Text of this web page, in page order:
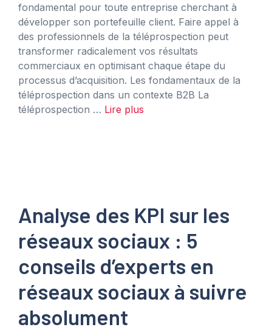
fondamental pour toute entreprise cherchant à
développer son portefeuille client. Faire appel à
des professionnels de la téléprospection peut
transformer radicalement vos résultats
commerciaux en optimisant chaque étape du
processus d’acquisition. Les fondamentaux de la
téléprospection dans un contexte B2B La
téléprospection … Lire plus
Analyse des KPI sur les
réseaux sociaux : 5
conseils d’experts en
réseaux sociaux à suivre
absolument